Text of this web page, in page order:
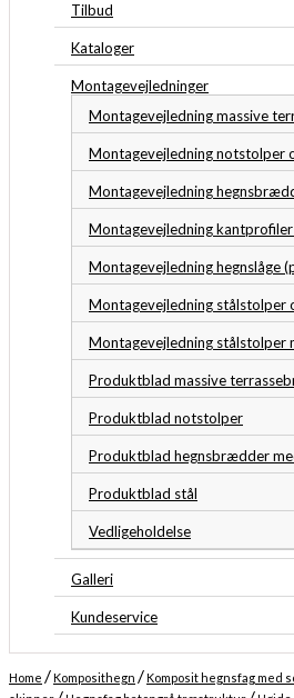
Tilbud
Kataloger
Montagevejledninger
Montagevejledning massive
Montagevejledning
Montagevejledning
Montagevejledning
Montagevejledning hegnslåge
Montagevejledning stålstolper
Montagevejledning stålstolper
Produktblad massive
Produktblad notstolper
Produktblad hegnsbrædder
Produktblad stål
Vedligeholdelse
Galleri
Kundeservice
Home /Komposithegn /Komposit hegnsfag med